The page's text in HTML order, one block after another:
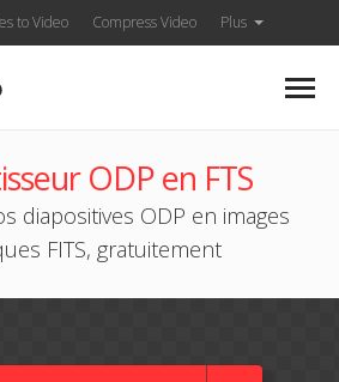
to Video Compress Video Plus
ODP en FTS
diapositives ODP en images
FITS, gratuitement